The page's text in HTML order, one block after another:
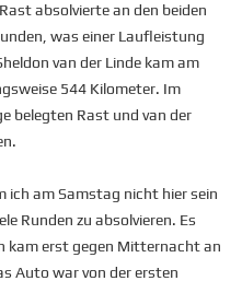
absolvierte an den beiden
was einer Laufleistung
van der Linde kam am
544 Kilometer. Im
belegten Rast und van der
ich am Samstag nicht hier sein
Runden zu absolvieren. Es
kam erst gegen Mitternacht an
Auto war von der ersten